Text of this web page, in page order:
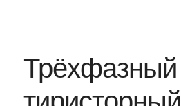
Трёхфазный